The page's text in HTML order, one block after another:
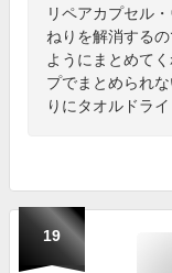
リペアカプセル
ねりを解消する
ようにまとめて
プでまとめられ
りにタオルドラ
19